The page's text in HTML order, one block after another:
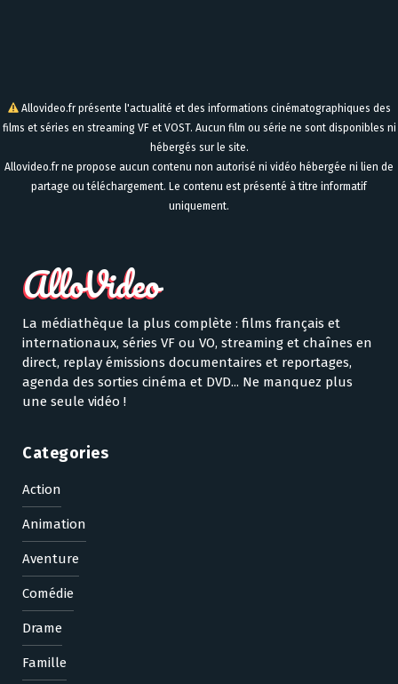
Allovideo.fr présente l'actualité et des informations cinématographiques des
films et séries en streaming VF et VOST. Aucun film ou série ne sont disponibles ni
hébergés sur le site.
Allovideo.fr ne propose aucun contenu non autorisé ni vidéo hébergée ni lien de
partage ou téléchargement. Le contenu est présenté à titre informatif
uniquement.
La médiathèque la plus complète : films français et
internationaux, séries VF ou VO, streaming et chaînes en
direct, replay émissions documentaires et reportages,
agenda des sorties cinéma et DVD... Ne manquez plus
une seule vidéo !
Categories
Action
Animation
Aventure
Comédie
Drame
Famille